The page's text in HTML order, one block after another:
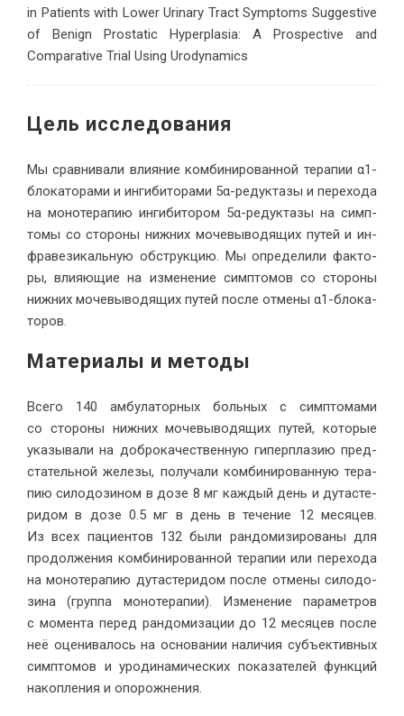
in Patients with Lower Urinary Tract Symptoms Suggestive
of Benign Prostatic Hyperplasia: A Prospective and
Comparative Trial Using Urodynamics
Цель ис­сле­до­вания
Мы срав­ни­ва­ли вли­я­ние ком­би­ни­ро­ван­ной те­ра­пии α1-
бло­ка­то­ра­ми и ин­ги­би­то­ра­ми 5α-ре­дук­та­зы и пе­ре­хо­да
на мо­но­те­ра­пию ин­ги­би­то­ром 5α-ре­дук­та­зы на симп­
то­мы со сто­ро­ны ниж­них мо­че­вы­во­дя­щих пу­тей и ин­
фра­ве­зи­каль­ную об­струк­цию. Мы опре­де­ли­ли фак­то­
ры, вли­я­ю­щие на из­ме­не­ние симп­то­мов со сто­ро­ны
ниж­них мо­че­вы­во­дя­щих пу­тей по­сле от­ме­ны α1-бло­ка­
торов.
Ма­те­ри­а­лы и методы
Все­го 140 ам­бу­ла­тор­ных боль­ных с симп­то­ма­ми
со сто­ро­ны ниж­них мо­че­вы­во­дя­щих пу­тей, ко­то­рые
ука­зы­ва­ли на доб­ро­ка­че­ствен­ную ги­пер­пла­зию пред­
ста­тель­ной же­ле­зы, по­лу­ча­ли ком­би­ни­ро­ван­ную те­ра­
пию си­ло­до­зи­ном в до­зе 8 мг каж­дый день и ду­та­сте­
ри­дом в до­зе 0.5 мг в день в те­че­ние 12 ме­ся­цев.
Из всех па­ци­ен­тов 132 бы­ли ран­до­ми­зи­ро­ва­ны для
про­дол­же­ния ком­би­ни­ро­ван­ной те­ра­пии или пе­ре­хо­да
на мо­но­те­ра­пию ду­та­сте­ри­дом по­сле от­ме­ны си­ло­до­
зи­на (груп­па мо­но­те­ра­пии). Из­ме­не­ние па­ра­мет­ров
с мо­мен­та пе­ред ран­до­ми­за­ции до 12 ме­ся­цев по­сле
неё оце­ни­ва­лось на ос­но­ва­нии на­ли­чия субъ­ек­тив­ных
симп­то­мов и уро­ди­на­ми­че­ских по­ка­за­те­лей функ­ций
на­коп­ле­ния и опо­рож­нения.